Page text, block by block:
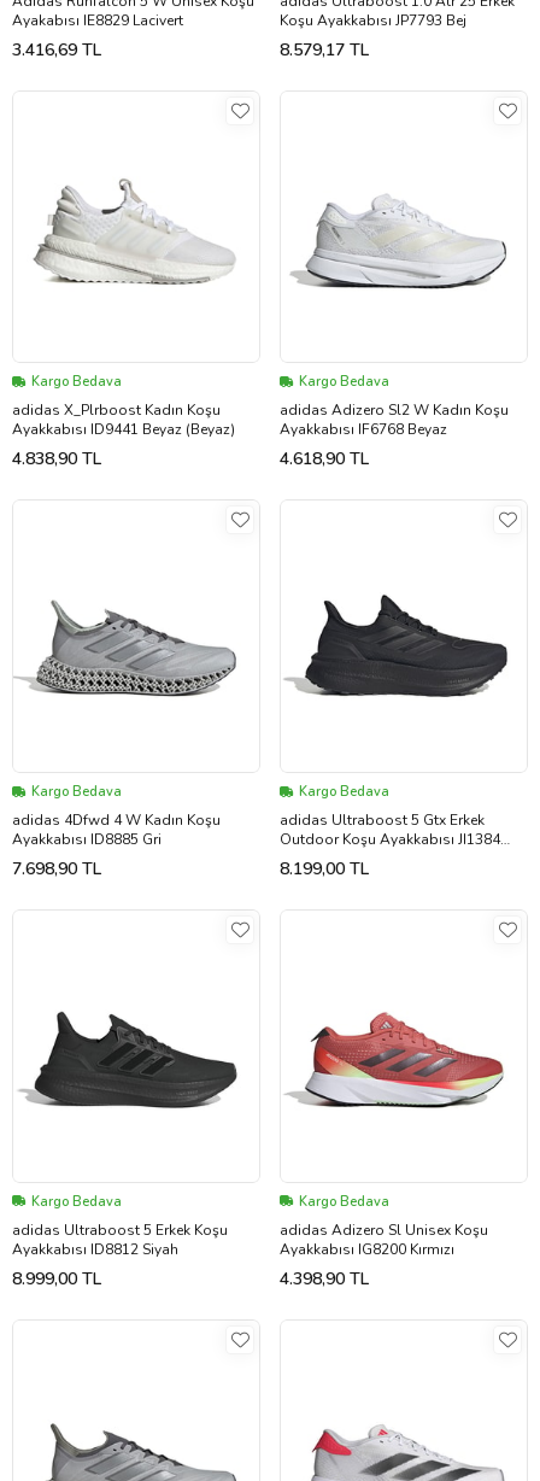
Ayakabısı IE8829 Lacivert
3.416,69 TL
Koşu Ayakkabısı JP7793 Bej
8.579,17 TL
Kargo Bedava
adidas X_Plrboost Kadın Koşu
Ayakkabısı ID9441 Beyaz (Beyaz)
4.838,90 TL
Kargo Bedava
adidas Adizero Sl2 W Kadın Koşu
Ayakkabısı IF6768 Beyaz
4.618,90 TL
Kargo Bedava
adidas 4Dfwd 4 W Kadın Koşu
Ayakkabısı ID8885 Gri
7.698,90 TL
Kargo Bedava
adidas Ultraboost 5 Gtx Erkek
Outdoor Koşu Ayakkabısı JI1384
Siyah
8.199,00 TL
Kargo Bedava
adidas Ultraboost 5 Erkek Koşu
Ayakkabısı ID8812 Siyah
8.999,00 TL
Kargo Bedava
adidas Adizero Sl Unisex Koşu
Ayakkabısı IG8200 Kırmızı
4.398,90 TL